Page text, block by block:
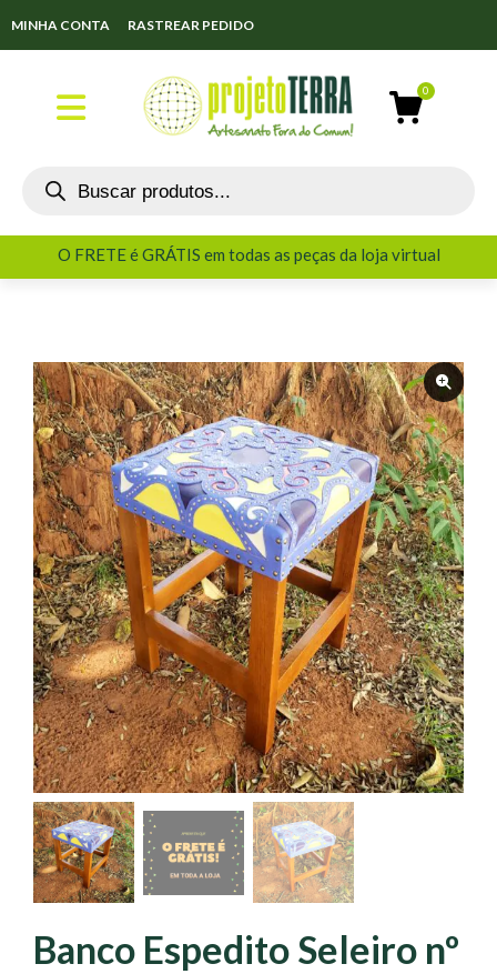
MINHA CONTA RASTREAR PEDIDO
O FRETE é GRÁTIS em todas as peças da loja virtual
O FRETE é GRÁTIS em todas as peças da loja virtual
Banco Espedito Seleiro nº